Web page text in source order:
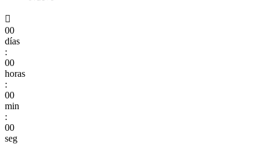

00
días
:
00
horas
:
00
min
:
00
seg